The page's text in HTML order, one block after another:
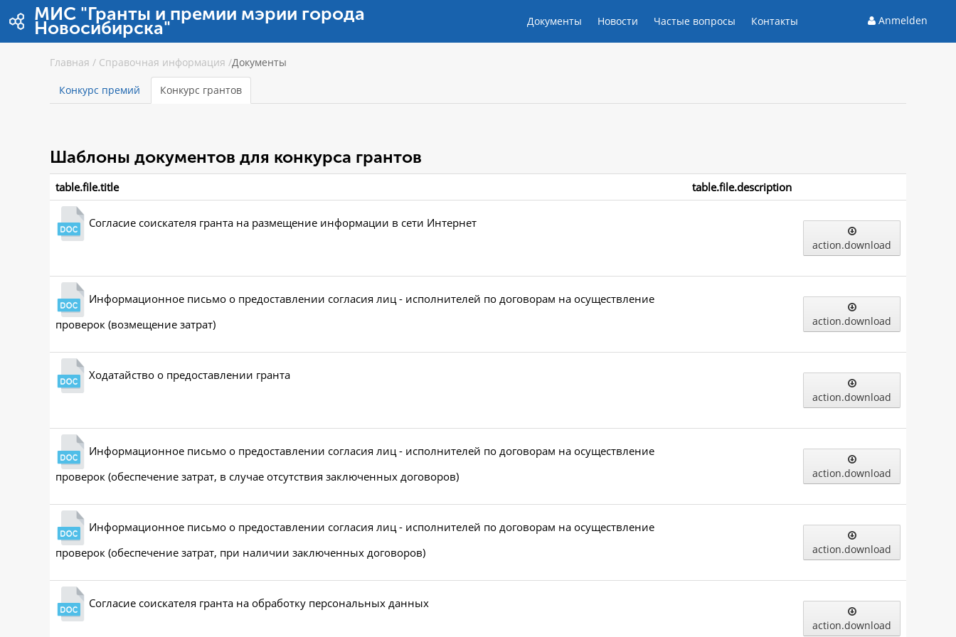
Zum Inhalt wechseln
МИС "Гранты и премии мэрии города
Новосибирска" Документы Новости Частые вопросы Контакты Anmelden
Главная / Справочная информация /Документы
Конкурс премий Конкурс грантов
Шаблоны документов для конкурса грантов
table.file.title table.file.description
Согласие соискателя гранта на размещение информации в сети Интернет
action.download
Информационное письмо о предоставлении согласия лиц - исполнителей по договорам на осуществление
проверок (возмещение затрат)
action.download
Ходатайство о предоставлении гранта
action.download
Информационное письмо о предоставлении согласия лиц - исполнителей по договорам на осуществление
проверок (обеспечение затрат, в случае отсутствия заключенных договоров)
action.download
Информационное письмо о предоставлении согласия лиц - исполнителей по договорам на осуществление
проверок (обеспечение затрат, при наличии заключенных договоров)
action.download
Согласие соискателя гранта на обработку персональных данных
action.download